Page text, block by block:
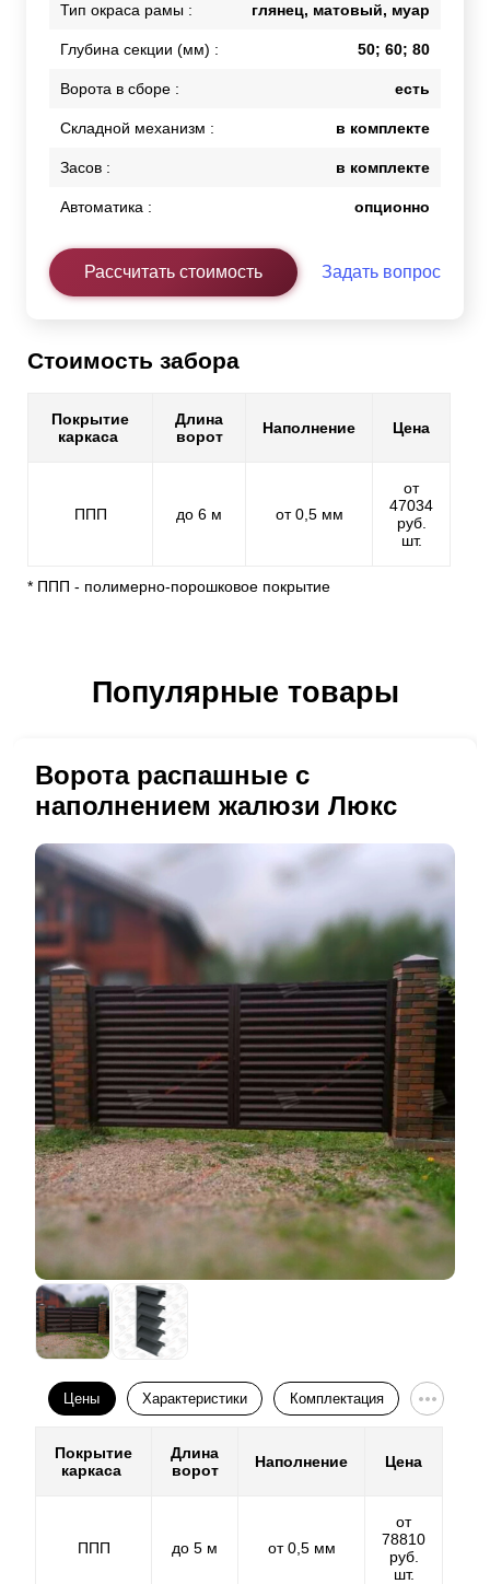
Тип окраса рамы : глянец, матовый, муар
Глубина секции (мм) : 50; 60; 80
Ворота в сборе : есть
Складной механизм : в комплекте
Засов : в комплекте
Автоматика : опционно
Рассчитать стоимость Задать вопрос
Стоимость забора
Покрытие
каркаса
Длина
ворот
Наполнение Цена
ППП до 6 м от 0,5 мм
от
47034
руб.
шт.
* ППП - полимерно-порошковое покрытие
Популярные товары
Ворота распашные с
наполнением жалюзи Люкс
Цены Характеристики Комплектация
Покрытие
каркаса
Длина
ворот
Наполнение Цена
ППП до 5 м от 0,5 мм
от
78810
руб.
шт.